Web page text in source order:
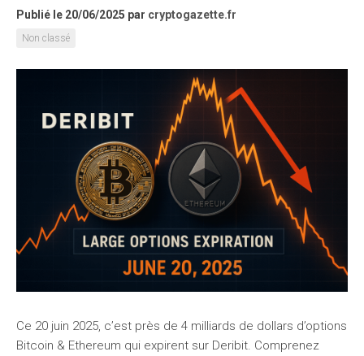
Publié le 20/06/2025 par cryptogazette.fr
Non classé
Ce 20 juin 2025, c’est près de 4 milliards de dollars d’options
Bitcoin & Ethereum qui expirent sur Deribit. Comprenez